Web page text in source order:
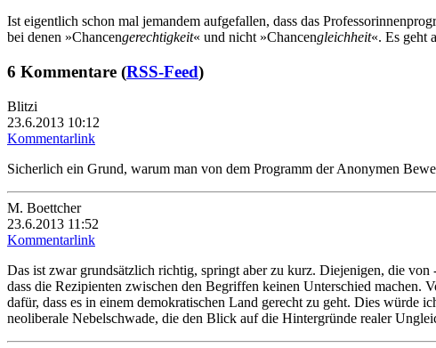
Ist eigentlich schon mal jemandem aufgefallen, dass das
bei denen »Chancengerechtigkeit« und nicht »Chancengleichheit«. Es geht
6 Kommentare (RSS-Feed)
Blitzi
23.6.2013 10:12
Kommentarlink
Sicherlich ein Grund, warum man von dem Programm der Anonymen
M. Boettcher
23.6.2013 11:52
Kommentarlink
Das ist zwar grundsätzlich richtig, springt aber zu kurz. Diejenigen, die von
dass die Rezipienten zwischen den Begriffen keinen Unterschied machen.
dafür, dass es in einem demokratischen Land gerecht zu geht. Dies würde
neoliberale Nebelschwade, die den Blick auf die Hintergründe realer